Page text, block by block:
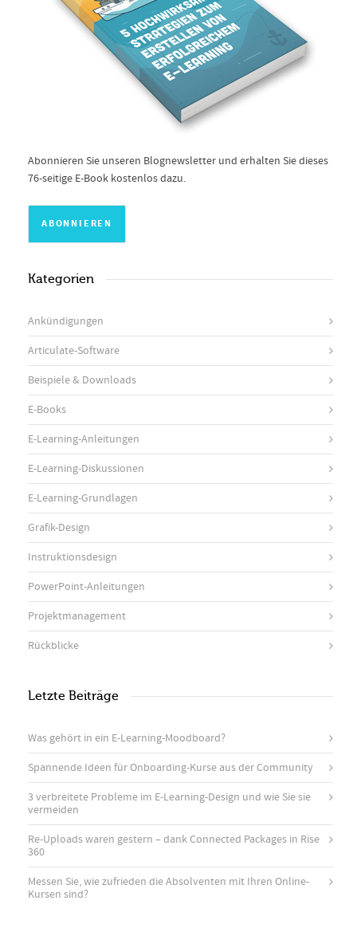
Abonnieren Sie unseren Blognewsletter und erhalten Sie dieses
76-seitige E-Book kostenlos dazu.
Kategorien
Ankündigungen
Articulate-Software
Beispiele & Downloads
E-Books
E-Learning-Anleitungen
E-Learning-Diskussionen
E-Learning-Grundlagen
Grafik-Design
Instruktionsdesign
PowerPoint-Anleitungen
Projektmanagement
Rückblicke
Letzte Beiträge
Was gehört in ein E-Learning-Moodboard?
Spannende Ideen für Onboarding-Kurse aus der Community
3 verbreitete Probleme im E-Learning-Design und wie Sie sie
vermeiden
Re-Uploads waren gestern – dank Connected Packages in Rise
360
Messen Sie, wie zufrieden die Absolventen mit Ihren Online-
Kursen sind?